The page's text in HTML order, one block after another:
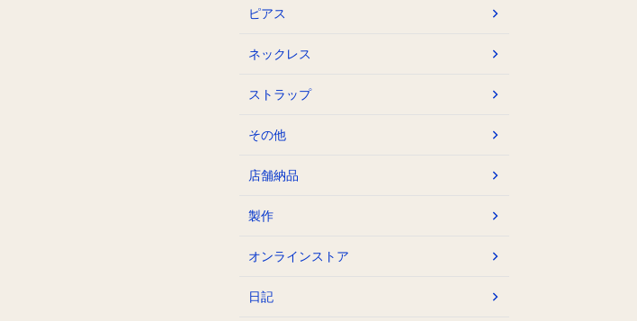
ピアス
ネックレス
ストラップ
その他
店舗納品
製作
オンラインストア
日記